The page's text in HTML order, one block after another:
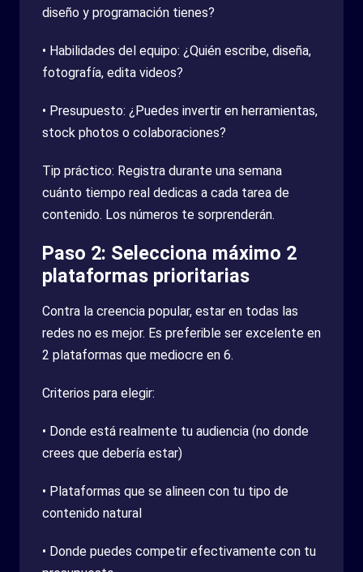
diseño y programación tienes?
• Habilidades del equipo: ¿Quién escribe, diseña,
fotografía, edita videos?
• Presupuesto: ¿Puedes invertir en herramientas,
stock photos o colaboraciones?
Tip práctico: Registra durante una semana
cuánto tiempo real dedicas a cada tarea de
contenido. Los números te sorprenderán.
Paso 2: Selecciona máximo 2
plataformas prioritarias
Contra la creencia popular, estar en todas las
redes no es mejor. Es preferible ser excelente en
2 plataformas que mediocre en 6.
Criterios para elegir:
• Donde está realmente tu audiencia (no donde
crees que debería estar)
• Plataformas que se alineen con tu tipo de
contenido natural
• Donde puedes competir efectivamente con tu